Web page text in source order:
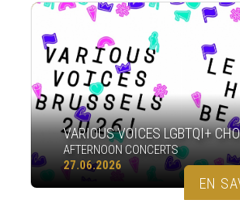
VARIOUS VOICES LGBTQI+
AFTERNOON CONCERTS
27.06.2026
EN